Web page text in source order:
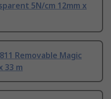
5N/cm 12mm x
Removable Magic
33 m